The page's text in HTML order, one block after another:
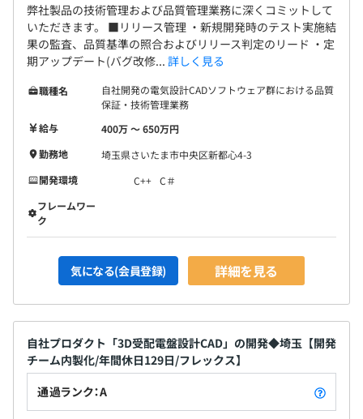
弊社製品の技術管理および品質管理業務に深くコミットして
いただきます。 ■リリース管理 ・新規開発時のテスト実施結
果の監査、品質基準の照合およびリリース判定のリード ・定
期アップデート(バグ改修... 詳しく見る
職種名
自社開発の電気設計CADソフトウェア群における品質
保証・技術管理業務
給与
400万 〜 650万円
勤務地
埼玉県さいたま市中央区新都心4-3
開発環境
C++ C＃
フレームワー
ク
気になる(会員登録) 詳細を見る
自社プロダクト「3D受配電盤設計CAD」の開発◆埼玉【開発
チーム内製化/年間休日129日/フレックス】
通過ランク：A